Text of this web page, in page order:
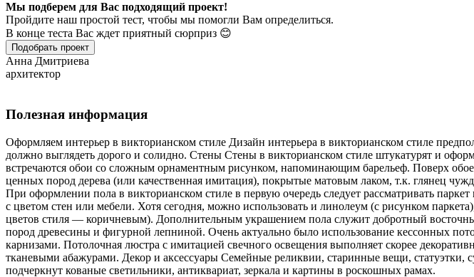
Мы подберем для Вас подходящий проект!
Пройдите наш простой тест, чтобы мы помогли Вам определиться.
В конце теста Вас ждет приятный сюрприз 😊
Подобрать проект
Анна Дмитриева
архитектор
Полезная информация
Оформляем интерьер в викторианском стиле Дизайн интерьера в викторианском стиле
должно выглядеть дорого и солидно. Стены Стены в викторианском стиле штукатурят и
встречаются обои со сложным орнаментным рисунком, напоминающим барельеф. Поверх
ценных пород дерева (или качественная имитация), покрытые матовым лаком, т.к. глянец
При оформлении пола в викторианском стиле в первую очередь следует рассматривать
с цветом стен или мебели. Хотя сегодня, можно использовать и линолеум (с рисунком
цветов стиля — коричневым). Дополнительным украшением пола служит добротный
пород древесины и фигурной лепниной. Очень актуально было использование кессонных
карнизами. Потолочная люстра с имитацией свечного освещения выполняет скорее
тканевыми абажурами. Декор и аксессуары Семейные реликвии, старинные вещи, статуэтки,
подчеркнут кованые светильники, антиквариат, зеркала и картины в роскошных рамах.